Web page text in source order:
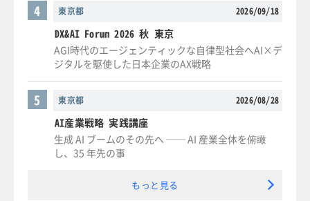
東京都 2026/09/18
4
DX&AI Forum 2026 秋 東京
AGI時代のエージェンティックな自律型社会へAI×デ
ジタルを駆使した日本企業のAX戦略
東京都 2026/08/28
5
AI産業戦略 実践講座
生成 AI ブームのその先へ ── AI 産業全体を俯瞰
し、35 年先の事
もっと見る